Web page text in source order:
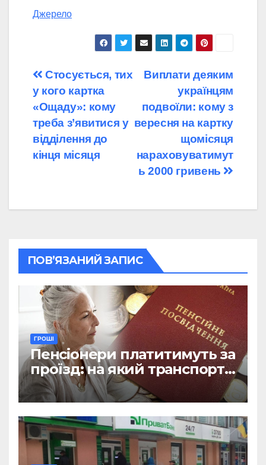
Джерело
Навігація
записів
Виплати деяким
українцям
подвоїли: кому з
вересня на картку
щомісяця
нараховуватимут
ь 2000 гривень
Стосується, тих
у кого картка
«Ощаду»: кому
треба з’явитися у
відділення до
кінця місяця
ПОВ’ЯЗАНИЙ ЗАПИС
ГРОШІ
Пенсіонери платитимуть за
проїзд: на який транспорт
не діятиме пільга